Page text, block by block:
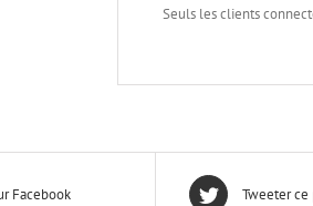
Seuls les clients
Facebook Tweeter